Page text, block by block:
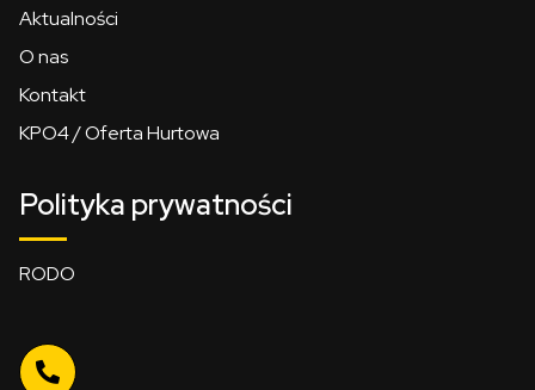
Aktualności
O nas
Kontakt
KPO4 / Oferta Hurtowa
Polityka prywatności
RODO